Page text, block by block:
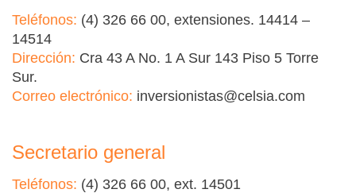
Teléfonos: (4) 326 66 00, extensiones. 14414 –
14514
Dirección: Cra 43 A No. 1 A Sur 143 Piso 5 Torre
Sur.
Correo electrónico: inversionistas@celsia.com
Secretario general
Teléfonos: (4) 326 66 00, ext. 14501